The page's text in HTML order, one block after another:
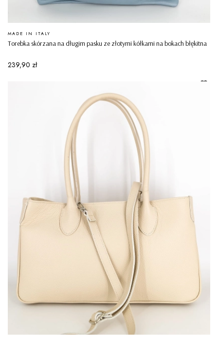
Torebka skórzana na długim pasku ze złotymi kółkami na bokach błękitna
PRODUCENT
MADE IN ITALY
Cena
239,90 zł